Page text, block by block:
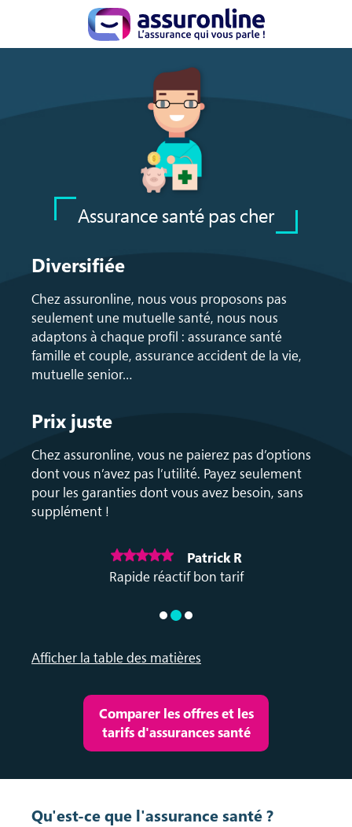
Assurance santé pas cher
Diversifiée
Chez assuronline, nous vous proposons pas
seulement une mutuelle santé, nous nous
adaptons à chaque profil : assurance santé
famille et couple, assurance accident de la vie,
mutuelle senior…
Prix juste
Chez assuronline, vous ne paierez pas d’options
dont vous n’avez pas l’utilité. Payez seulement
pour les garanties dont vous avez besoin, sans
supplément !
Patrick R
Rapide réactif bon tarif
Afficher la table des matières
Comparer les offres et les
tarifs d'assurances santé
Qu'est-ce que l'assurance santé ?